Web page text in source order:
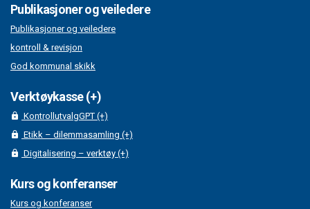
Publikasjoner og veiledere
Publikasjoner og veiledere
kontroll & revisjon
God kommunal skikk
Verktøykasse (+)
KontrollutvalgGPT (+)
Etikk – dilemmasamling (+)
Digitalisering – verktøy (+)
Kurs og konferanser
Kurs og konferanser